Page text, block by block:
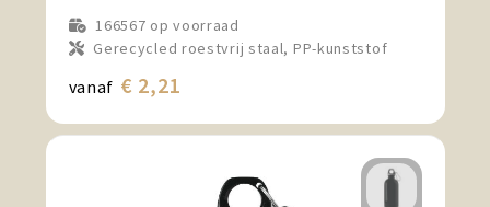
166567 op voorraad
Gerecycled roestvrij staal, PP-kunststof
vanaf € 2,21